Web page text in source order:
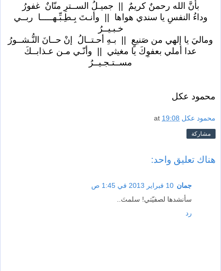
بأنَّ الله رحمنٌ كريمٌ || جميـلُ الســترِ منّانٌ غفورُ
وداءُ النفسِ يا سندي هواها || وأنـتَ بِـطِـبِّـهـــــا ربــي
خـبـيــرُ
وماليَ يا إلهي من صَنيعٍ || بـهِ أحـتــالُ إنْ حــانَ النُّـشــورُ
عدا أملي بعفوِكَ يا مغيثي || وأنّـي مـن عـذابــكَ
مســتـجـيــرُ
محمود عكل
محمود عكل at 19:08
مشاركة
هناك تعليق واحد:
جمان 10 فبراير 2013 في 1:45 ص
سأنشدها لصفيّتي! سلمتَ..
رد